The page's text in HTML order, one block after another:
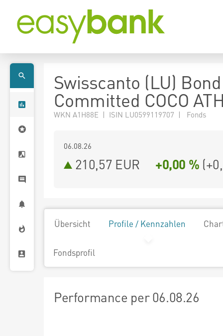
Swisscanto (LU)
Committed COCO
WKN A1H88E | ISIN LU0599119707 | Fonds
06.08.26
210,57 EUR +0,00 % (
Übersicht Profile / Kennzahlen
Fondsprofil
Performance per 06.08.26